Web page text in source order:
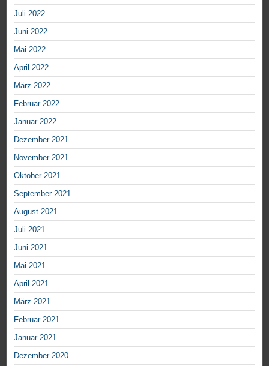
Juli 2022
Juni 2022
Mai 2022
April 2022
März 2022
Februar 2022
Januar 2022
Dezember 2021
November 2021
Oktober 2021
September 2021
August 2021
Juli 2021
Juni 2021
Mai 2021
April 2021
März 2021
Februar 2021
Januar 2021
Dezember 2020